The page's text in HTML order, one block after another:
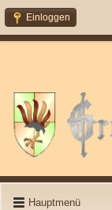
Einloggen
Hauptmenü